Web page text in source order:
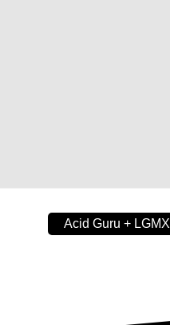
Acid Guru + LGMX